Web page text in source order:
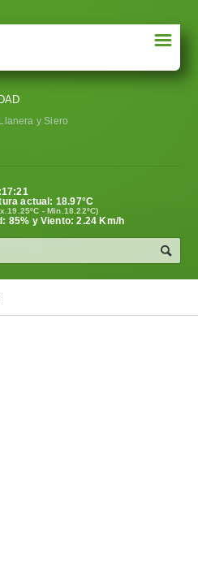
☰
y Siero
actual: 18.97°C
- Min.18.22ºC)
85% y Viento: 2.24 Km/h